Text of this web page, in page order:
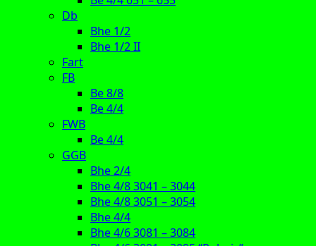
Db
Bhe 1/2
Bhe 1/2 II
Fart
FB
Be 8/8
Be 4/4
FWB
Be 4/4
GGB
Bhe 2/4
Bhe 4/8 3041 – 3044
Bhe 4/8 3051 – 3054
Bhe 4/4
Bhe 4/6 3081 – 3084